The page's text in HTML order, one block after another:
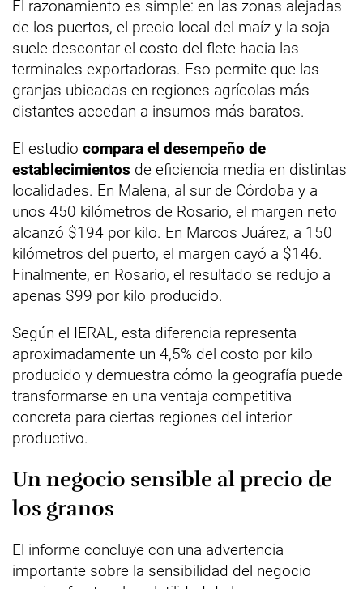
El razonamiento es simple: en las zonas alejadas
de los puertos, el precio local del maíz y la soja
suele descontar el costo del flete hacia las
terminales exportadoras. Eso permite que las
granjas ubicadas en regiones agrícolas más
distantes accedan a insumos más baratos.
El estudio compara el desempeño de
establecimientos de eficiencia media en distintas
localidades. En Malena, al sur de Córdoba y a
unos 450 kilómetros de Rosario, el margen neto
alcanzó $194 por kilo. En Marcos Juárez, a 150
kilómetros del puerto, el margen cayó a $146.
Finalmente, en Rosario, el resultado se redujo a
apenas $99 por kilo producido.
Según el IERAL, esta diferencia representa
aproximadamente un 4,5% del costo por kilo
producido y demuestra cómo la geografía puede
transformarse en una ventaja competitiva
concreta para ciertas regiones del interior
productivo.
Un negocio sensible al precio de
los granos
El informe concluye con una advertencia
importante sobre la sensibilidad del negocio